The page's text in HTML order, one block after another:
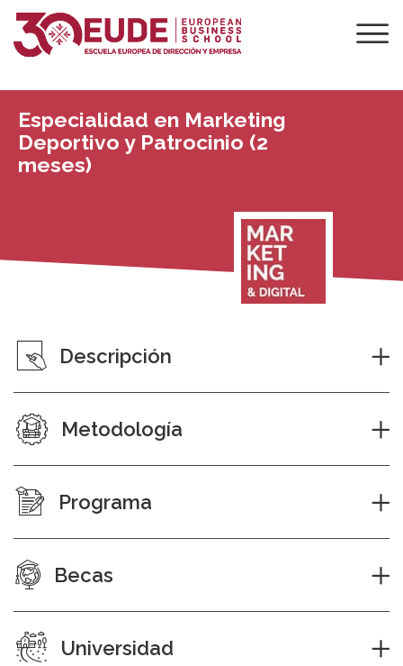
Especialidad en Marketing
Deportivo y Patrocinio (2
meses)
Descripción
Metodología
Programa
Becas
Universidad